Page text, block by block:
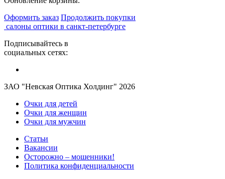
Оформить заказ Продолжить покупки
салоны оптики в санкт-петербурге
Подписывайтесь в
социальных сетях:
ЗАО "Невская Оптика Холдинг" 2026
Очки для детей
Очки для женщин
Очки для мужчин
Статьи
Вакансии
Осторожно – мошенники!
Политика конфиденциальности